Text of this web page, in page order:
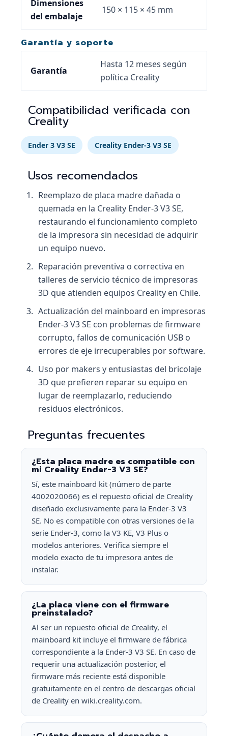
Dimensiones
del embalaje
150 × 115 × 45 mm
Garantía y soporte
Garantía
Hasta 12 meses según
política Creality
Compatibilidad verificada con
Creality
Ender 3 V3 SE Creality Ender-3 V3 SE
Usos recomendados
Reemplazo de placa madre dañada o
quemada en la Creality Ender-3 V3 SE,
restaurando el funcionamiento completo
de la impresora sin necesidad de adquirir
un equipo nuevo.
Reparación preventiva o correctiva en
talleres de servicio técnico de impresoras
3D que atienden equipos Creality en Chile.
Actualización del mainboard en impresoras
Ender-3 V3 SE con problemas de firmware
corrupto, fallos de comunicación USB o
errores de eje irrecuperables por software.
Uso por makers y entusiastas del bricolaje
3D que prefieren reparar su equipo en
lugar de reemplazarlo, reduciendo
residuos electrónicos.
Preguntas frecuentes
¿Esta placa madre es compatible con
mi Creality Ender-3 V3 SE?
Sí, este mainboard kit (número de parte
4002020066) es el repuesto oficial de Creality
diseñado exclusivamente para la Ender-3 V3
SE. No es compatible con otras versiones de la
serie Ender-3, como la V3 KE, V3 Plus o
modelos anteriores. Verifica siempre el
modelo exacto de tu impresora antes de
instalar.
¿La placa viene con el firmware
preinstalado?
Al ser un repuesto oficial de Creality, el
mainboard kit incluye el firmware de fábrica
correspondiente a la Ender-3 V3 SE. En caso de
requerir una actualización posterior, el
firmware más reciente está disponible
gratuitamente en el centro de descargas oficial
de Creality en wiki.creality.com.